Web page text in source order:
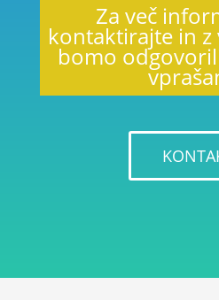
Za več
kontaktirajte in z
bomo